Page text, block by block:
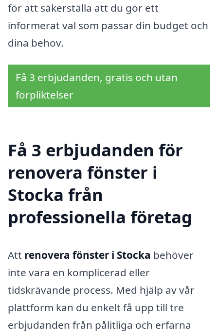
för att säkerställa att du gör ett
informerat val som passar din budget och
dina behov.
Få 3 erbjudanden, gratis och utan
förpliktelser
Få 3 erbjudanden för
renovera fönster i
Stocka från
professionella företag
Att renovera fönster i Stocka behöver
inte vara en komplicerad eller
tidskrävande process. Med hjälp av vår
plattform kan du enkelt få upp till tre
erbjudanden från pålitliga och erfarna